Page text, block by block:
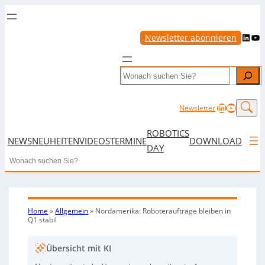
Newsletter abonnieren LinkedIn YouTube
Search
NewsletterLinkedIn
NEWSNEUHEITENVIDEOSTERMINE
ROBOTICS
DAY
DOWNLOAD
Search
Home »Allgemein» Nordamerika: Roboteraufträge bleiben in
Q1 stabil
Übersicht mit KI